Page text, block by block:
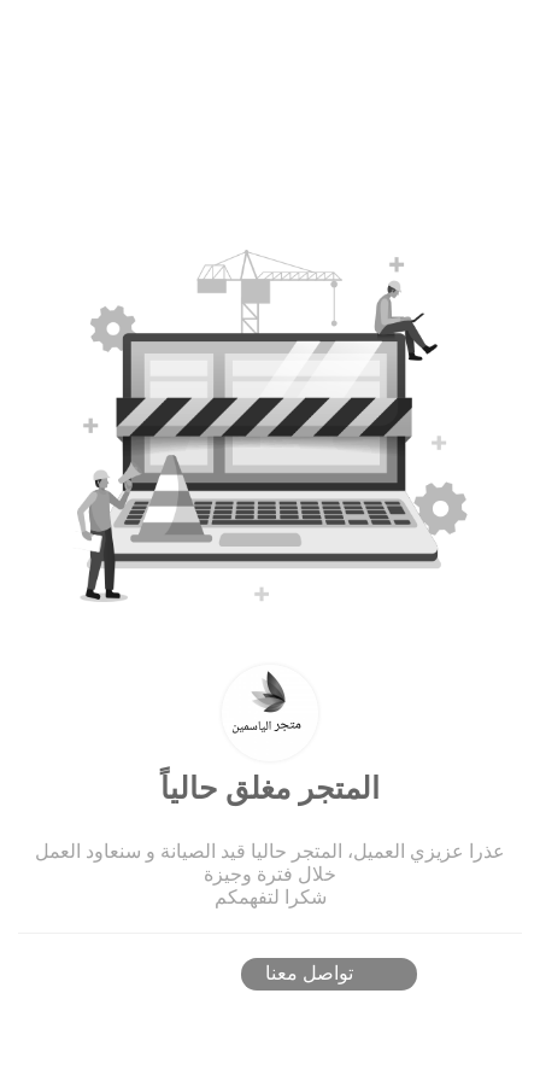
المتجر مغلق حالياً
عذرا عزيزي العميل، المتجر حاليا قيد الصيانة و سنعاود العمل
خلال فترة وجيزة
شكرا لتفهمكم
تواصل معنا